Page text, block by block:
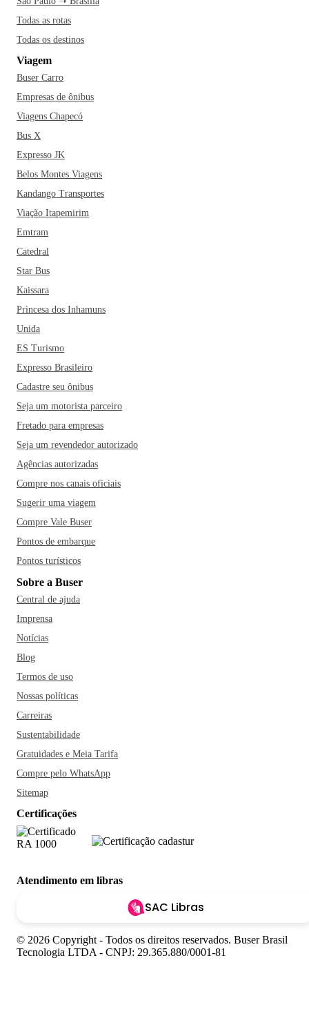
Todas as rotas
Todas os destinos
Viagem
Buser Carro
Empresas de ônibus
Viagens Chapecó
Bus X
Expresso JK
Belos Montes Viagens
Kandango Transportes
Viação Itapemirim
Emtram
Catedral
Star Bus
Kaissara
Princesa dos Inhamuns
Unida
ES Turismo
Expresso Brasileiro
Cadastre seu ônibus
Seja um motorista parceiro
Fretado para empresas
Seja um revendedor autorizado
Agências autorizadas
Compre nos canais oficiais
Sugerir uma viagem
Compre Vale Buser
Pontos de embarque
Pontos turísticos
Sobre a Buser
Central de ajuda
Imprensa
Notícias
Blog
Termos de uso
Nossas políticas
Carreiras
Sustentabilidade
Gratuidades e Meia Tarifa
Compre pelo WhatsApp
Sitemap
Certificações
Atendimento em libras
SAC Libras
© 2026 Copyright - Todos os direitos reservados. Buser Brasil
Tecnologia LTDA - CNPJ: 29.365.880/0001-81